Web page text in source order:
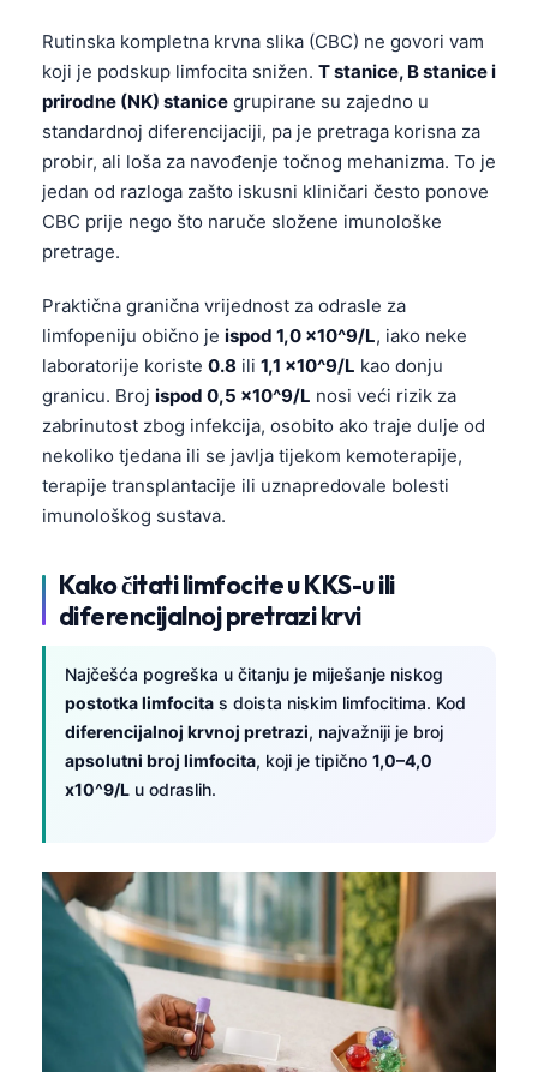
Rutinska kompletna krvna slika (CBC) ne govori vam
koji je podskup limfocita snižen. T stanice, B stanice i
prirodne (NK) stanice grupirane su zajedno u
standardnoj diferencijaciji, pa je pretraga korisna za
probir, ali loša za navođenje točnog mehanizma. To je
jedan od razloga zašto iskusni kliničari često ponove
CBC prije nego što naruče složene imunološke
pretrage.
Praktična granična vrijednost za odrasle za
limfopeniju obično je ispod 1,0 x10^9/L, iako neke
laboratorije koriste 0.8 ili 1,1 x10^9/L kao donju
granicu. Broj ispod 0,5 x10^9/L nosi veći rizik za
zabrinutost zbog infekcija, osobito ako traje dulje od
nekoliko tjedana ili se javlja tijekom kemoterapije,
terapije transplantacije ili uznapredovale bolesti
imunološkog sustava.
Kako čitati limfocite u KKS-u ili
diferencijalnoj pretrazi krvi
Najčešća pogreška u čitanju je miješanje niskog
postotka limfocita s doista niskim limfocitima. Kod
diferencijalnoj krvnoj pretrazi, najvažniji je broj
apsolutni broj limfocita, koji je tipično 1,0–4,0
x10^9/L u odraslih.